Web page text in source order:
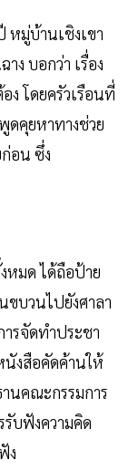
หมู่บ้านเชิงเขา
ง บอกว่า เรื่อง
ง โดยครัวเรือนที่
คุยหาทางช่วย
อน ซึ่ง
หมด ได้ถือป้าย
บวนไปยังศาลา
ารจัดทำประชา
นังสือคัดค้านให้
นคณะกรรมการ
บฟังความคิด
ง